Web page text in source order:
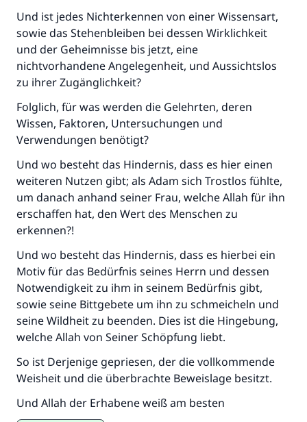
Und ist jedes Nichterkennen von einer Wissensart,
sowie das Stehenbleiben bei dessen Wirklichkeit
und der Geheimnisse bis jetzt, eine
nichtvorhandene Angelegenheit, und Aussichtslos
zu ihrer Zugänglichkeit?
Folglich, für was werden die Gelehrten, deren
Wissen, Faktoren, Untersuchungen und
Verwendungen benötigt?
Und wo besteht das Hindernis, dass es hier einen
weiteren Nutzen gibt; als Adam sich Trostlos fühlte,
um danach anhand seiner Frau, welche Allah für ihn
erschaffen hat, den Wert des Menschen zu
erkennen?!
Und wo besteht das Hindernis, dass es hierbei ein
Motiv für das Bedürfnis seines Herrn und dessen
Notwendigkeit zu ihm in seinem Bedürfnis gibt,
sowie seine Bittgebete um ihn zu schmeicheln und
seine Wildheit zu beenden. Dies ist die Hingebung,
welche Allah von Seiner Schöpfung liebt.
So ist Derjenige gepriesen, der die vollkommende
Weisheit und die überbrachte Beweislage besitzt.
Und Allah der Erhabene weiß am besten